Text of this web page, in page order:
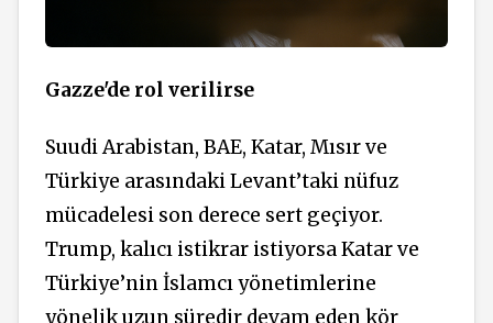
Gazze'de rol verilirse
Suudi Arabistan, BAE, Katar, Mısır ve
Türkiye arasındaki Levant’taki nüfuz
mücadelesi son derece sert geçiyor.
Trump, kalıcı istikrar istiyorsa Katar ve
Türkiye’nin İslamcı yönetimlerine
yönelik uzun süredir devam eden kör